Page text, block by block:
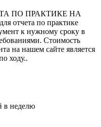
ПО ПРАКТИКЕ НА
отчета по практике
к нужному сроку в
Стоимость
на нашем сайте является
ходу..
в неделю